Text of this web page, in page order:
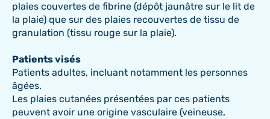
plaies couvertes de fibrine (dépôt jaunâtre sur le lit de
la plaie) que sur des plaies recouvertes de tissu de
granulation (tissu rouge sur la plaie).
Patients visés
Patients adultes, incluant notamment les personnes
âgées.
Les plaies cutanées présentées par ces patients
peuvent avoir une origine vasculaire (veineuse,